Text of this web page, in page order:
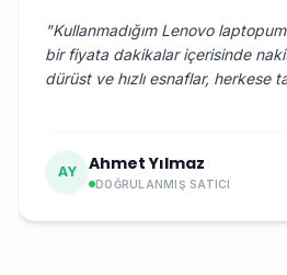
"Kullanmadığım Lenovo
bir fiyata dakikalar içerisinde
dürüst ve hızlı esnaflar, herkese
AY Ahmet Yılmaz
DOĞRULANMIŞ SATICI